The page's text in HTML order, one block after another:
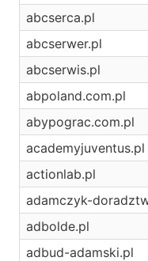
abcserca.pl
abcserwer.pl
abcserwis.pl
abpoland.com.pl
abypograc.com.pl
academyjuventus.pl
actionlab.pl
adamczyk-
adbolde.pl
adbud-adamski.pl